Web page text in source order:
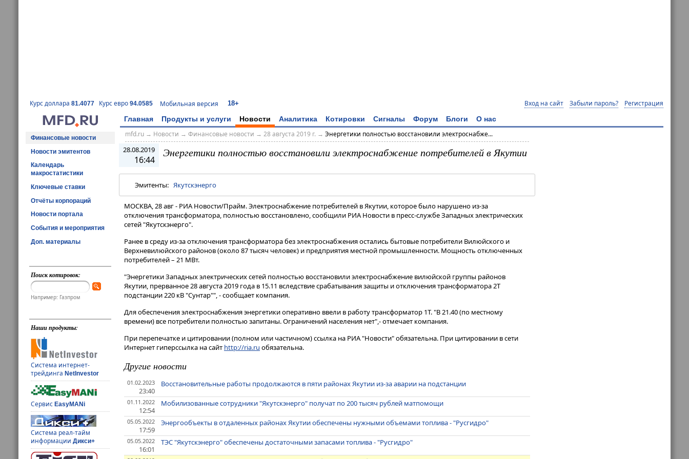
Курс доллара 81.4077 Курс евро 94.0585 Мобильная версия 18+ Вход на сайт Забыли пароль? Регистрация
Главная Продукты и услуги Новости Аналитика Котировки Сигналы Форум Блоги О нас
Финансовые новости
Новости эмитентов
Календарь
макростатистики
Ключевые ставки
Отчёты корпораций
Новости портала
События и мероприятия
Доп. материалы
Поиск котировок:
Например: Газпром
Наши продукты:
Система интернет-
трейдингаNetInvestor
СервисEasyMANi
Система реал-тайм
информацииДикси+
mfd.ru→ Новости → Финансовые новости → 28 августа 2019 г. → Энергетики полностью восстановили электроснабже...
28.08.2019
16:44
Энергетики полностью восстановили электроснабжение потребителей в Якутии
Эмитенты: Якутскэнерго
МОСКВА, 28 авг - РИА Новости/Прайм. Электроснабжение потребителей в Якутии, которое было нарушено из-за
отключения трансформатора, полностью восстановлено, сообщили РИА Новости в пресс-службе Западных электрических
сетей "Якутскэнерго".
Ранее в среду из-за отключения трансформатора без электроснабжения остались бытовые потребители Вилюйского и
Верхневилюйского районов (около 87 тысяч человек) и предприятия местной промышленности​​​. Мощность отключенных
потребителей – 21 МВт.
"Энергетики Западных электрических сетей полностью восстановили электроснабжение вилюйской группы районов
Якутии, прерванное 28 августа 2019 года в 15.11 вследствие срабатывания защиты и отключения трансформатора 2Т
подстанции 220 кВ "Сунтар"", - сообщает компания.
Для обеспечения электроснабжения энергетики оперативно ввели в работу трансформатор 1Т. "В 21.40 (по местному
времени) все потребители полностью запитаны. Ограничений населения нет",- отмечает компания.
При перепечатке и цитировании (полном или частичном) ссылка на РИА "Новости" обязательна. При цитировании в сети
Интернет гиперссылка на сайт http://ria.ru обязательна.
Другие новости
01.02.2023
23:40
Восстановительные работы продолжаются в пяти районах Якутии из-за аварии на подстанции
01.11.2022
12:54
Мобилизованные сотрудники "Якутскэнерго" получат по 200 тысяч рублей матпомощи
05.05.2022
17:59
Энергообъекты в отдаленных районах Якутии обеспечены нужными объемами топлива - "Русгидро"
05.05.2022
16:01
ТЭС "Якутскэнерго" обеспечены достаточными запасами топлива - "Русгидро"